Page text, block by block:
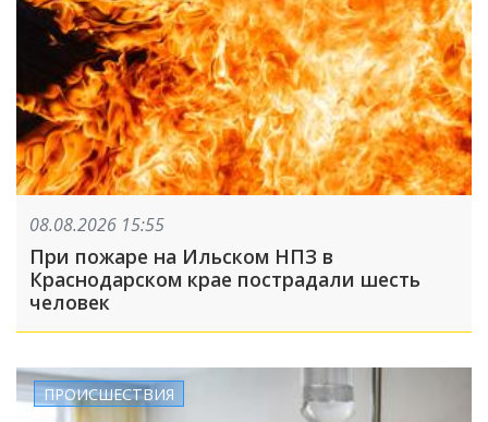
08.08.2026 15:55
При пожаре на Ильском НПЗ в
Краснодарском крае пострадали шесть
человек
ПРОИСШЕСТВИЯ